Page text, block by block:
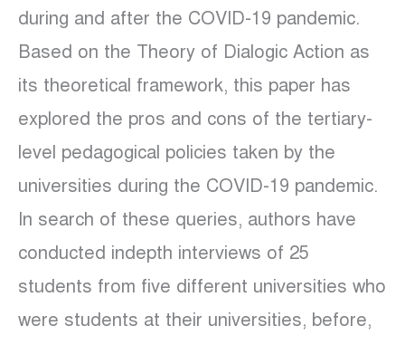
during and after the COVID-19 pandemic.
Based on the Theory of Dialogic Action as
its theoretical framework, this paper has
explored the pros and cons of the tertiary-
level pedagogical policies taken by the
universities during the COVID-19 pandemic.
In search of these queries, authors have
conducted indepth interviews of 25
students from five different universities who
were students at their universities, before,